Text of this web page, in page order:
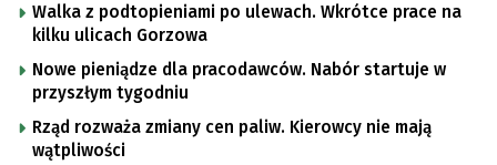
Walka z podtopieniami po ulewach. Wkrótce prace na
kilku ulicach Gorzowa
Nowe pieniądze dla pracodawców. Nabór startuje w
przyszłym tygodniu
Rząd rozważa zmiany cen paliw. Kierowcy nie mają
wątpliwości